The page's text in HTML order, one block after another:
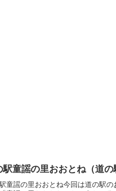
駅童謡の里おおとね（道の
童謡の里おおとね今回は道の駅